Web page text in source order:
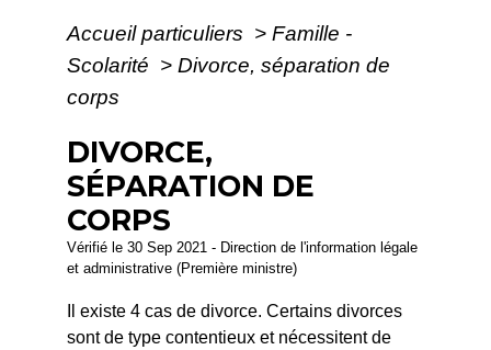
Accueil particuliers > Famille -
Scolarité > Divorce, séparation de
corps
DIVORCE,
SÉPARATION DE
CORPS
Vérifié le 30 Sep 2021 - Direction de l'information légale
et administrative (Première ministre)
Il existe 4 cas de divorce. Certains divorces
sont de type contentieux et nécessitent de